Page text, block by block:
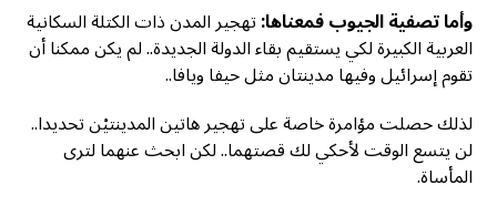
وأما تصفية الجيوب فمعناها:تهجير المدن ذات الكتلة السكانية
العربية الكبيرة لكي يستقيم بقاء الدولة الجديدة.. لم يكن ممكنا أن
تقوم إسرائيل وفيها مدينتان مثل حيفا ويافا..
لذلك حصلت مؤامرة خاصة على تهجير هاتين المدينتيْن تحديدا..
لن يتسع الوقت لأحكي لك قصتهما.. لكن ابحث عنهما لترى
المأساة.